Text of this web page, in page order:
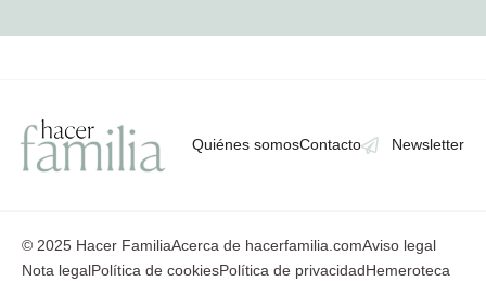
Quiénes somosContacto Newsletter
© 2025 Hacer FamiliaAcerca de hacerfamilia.comAviso legal
Nota legalPolítica de cookiesPolítica de privacidadHemeroteca